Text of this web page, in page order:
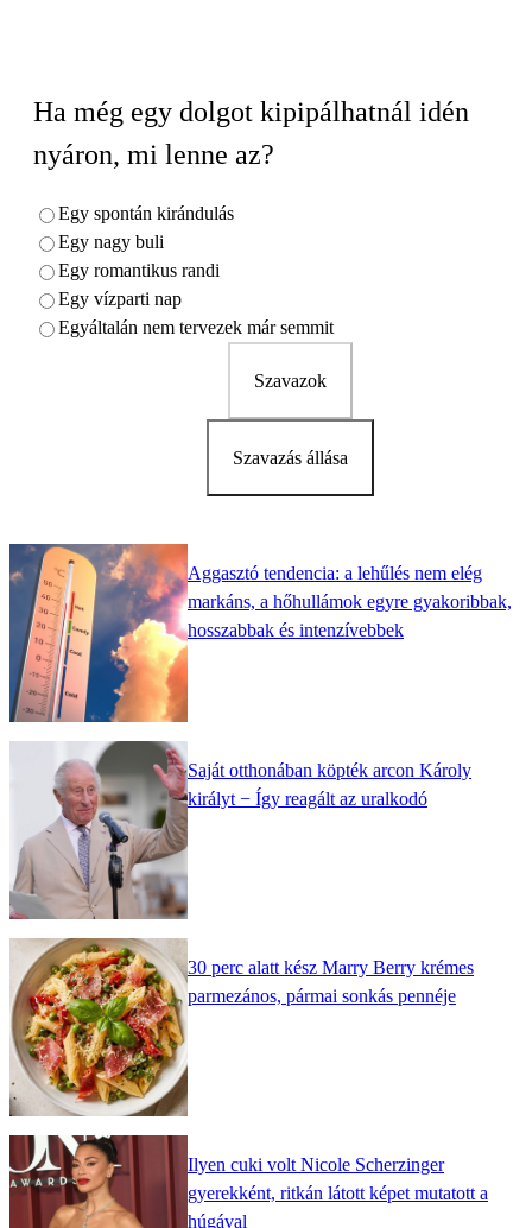
Ha még egy dolgot kipipálhatnál idén
nyáron, mi lenne az?
Egy spontán kirándulás
Egy nagy buli
Egy romantikus randi
Egy vízparti nap
Egyáltalán nem tervezek már semmit
Szavazok
Szavazás állása
Aggasztó tendencia: a lehűlés nem elég
markáns, a hőhullámok egyre gyakoribbak,
hosszabbak és intenzívebbek
Saját otthonában köpték arcon Károly
királyt − Így reagált az uralkodó
30 perc alatt kész Marry Berry krémes
parmezános, pármai sonkás pennéje
Ilyen cuki volt Nicole Scherzinger
gyerekként, ritkán látott képet mutatott a
húgával